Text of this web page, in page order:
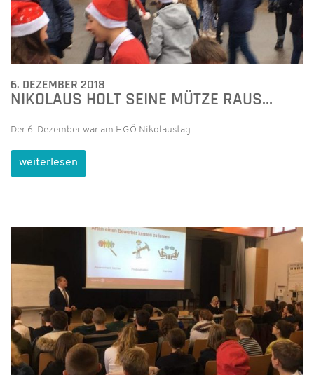
6. DEZEMBER 2018
NIKOLAUS HOLT SEINE MÜTZE RAUS…
Der 6. Dezember war am HGÖ Nikolaustag.
weiterlesen